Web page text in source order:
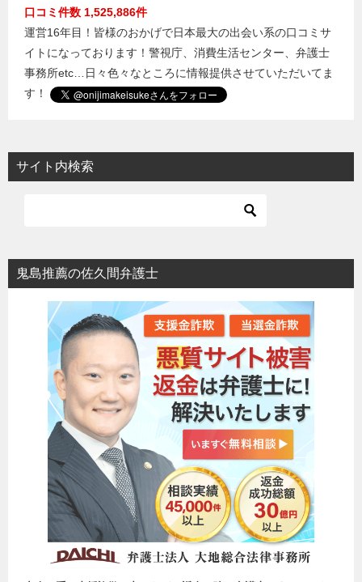
口コミ件数 1,525,886件
運営16年目！皆様のおかげで日本最大の出会い系の口コミサ
イトになっております！警視庁、消費生活センター、弁護士
事務所etc…日々色々なところに情報提供させていただいてま
す！
サイト内検索
鬼島推薦の佐久間弁護士